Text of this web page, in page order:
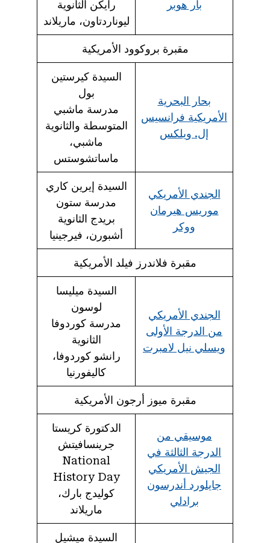
بار هوبر
رايكن الثانوية
ليوناردتاون، ماريلاند
مقبرة بروكوود الأمريكية
بحار البحرية
الأمريكية فرانسيس
إل. ويلكس
السيدة كيرستين
بول
مدرسة ماشبي
المتوسطة والثانوية
ماشبي،
ماساتشوستس
الجندي الأمريكي
موريس هيرمان
ووكر
السيدة إيرين كاري
مدرسة ستون
بريدج الثانوية
أشبورن، فيرجينيا
مقبرة فلاندرز فيلد الأمريكية
الجندي الأمريكي
من الدرجة الأولى
ويسلي نيل لامبرت
السيدة ميليسا
لوسون
مدرسة كوردوفا
الثانوية
رانشو كوردوفا،
كاليفورنيا
مقبرة ميوز أرجون الأمريكية
موسيقي من
الدرجة الثالثة في
الجيش الأمريكي
جايلورد أندرسون
برادلي
الدكتورة كريستا
جرينسافيتش
National
History Day
كوليدج بارك،
ماريلاند
السيدة ميشيل